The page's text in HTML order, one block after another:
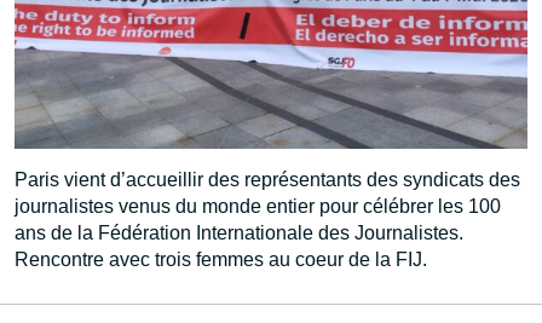
Paris vient d’accueillir des représentants des syndicats des
journalistes venus du monde entier pour célébrer les 100
ans de la Fédération Internationale des Journalistes.
Rencontre avec trois femmes au coeur de la FIJ.